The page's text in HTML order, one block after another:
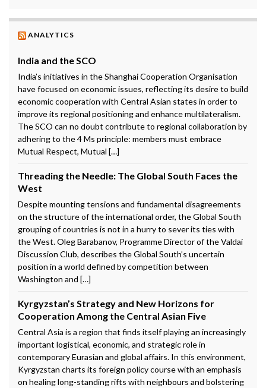
ANALYTICS
India and the SCO
India’s initiatives in the Shanghai Cooperation Organisation
have focused on economic issues, reflecting its desire to build
economic cooperation with Central Asian states in order to
improve its regional positioning and enhance multilateralism.
The SCO can no doubt contribute to regional collaboration by
adhering to the 4 Ms principle: members must embrace
Mutual Respect, Mutual […]
Threading the Needle: The Global South Faces the
West
Despite mounting tensions and fundamental disagreements
on the structure of the international order, the Global South
grouping of countries is not in a hurry to sever its ties with
the West. Oleg Barabanov, Programme Director of the Valdai
Discussion Club, describes the Global South’s uncertain
position in a world defined by competition between
Washington and […]
Kyrgyzstan’s Strategy and New Horizons for
Cooperation Among the Central Asian Five
Central Asia is a region that finds itself playing an increasingly
important logistical, economic, and strategic role in
contemporary Eurasian and global affairs. In this environment,
Kyrgyzstan charts its foreign policy course with an emphasis
on healing long-standing rifts with neighbours and bolstering